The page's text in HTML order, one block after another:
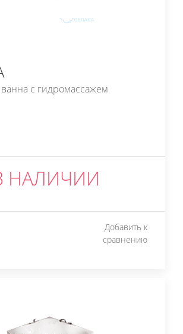
с гидромассажем
НАЛИЧИИ
Добавить к
сравнению